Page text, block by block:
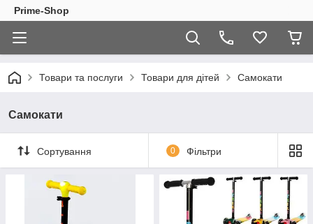
Prime-Shop
Товари та послуги Товари для дітей Самокати
Самокати
Сортування 0 Фільтри